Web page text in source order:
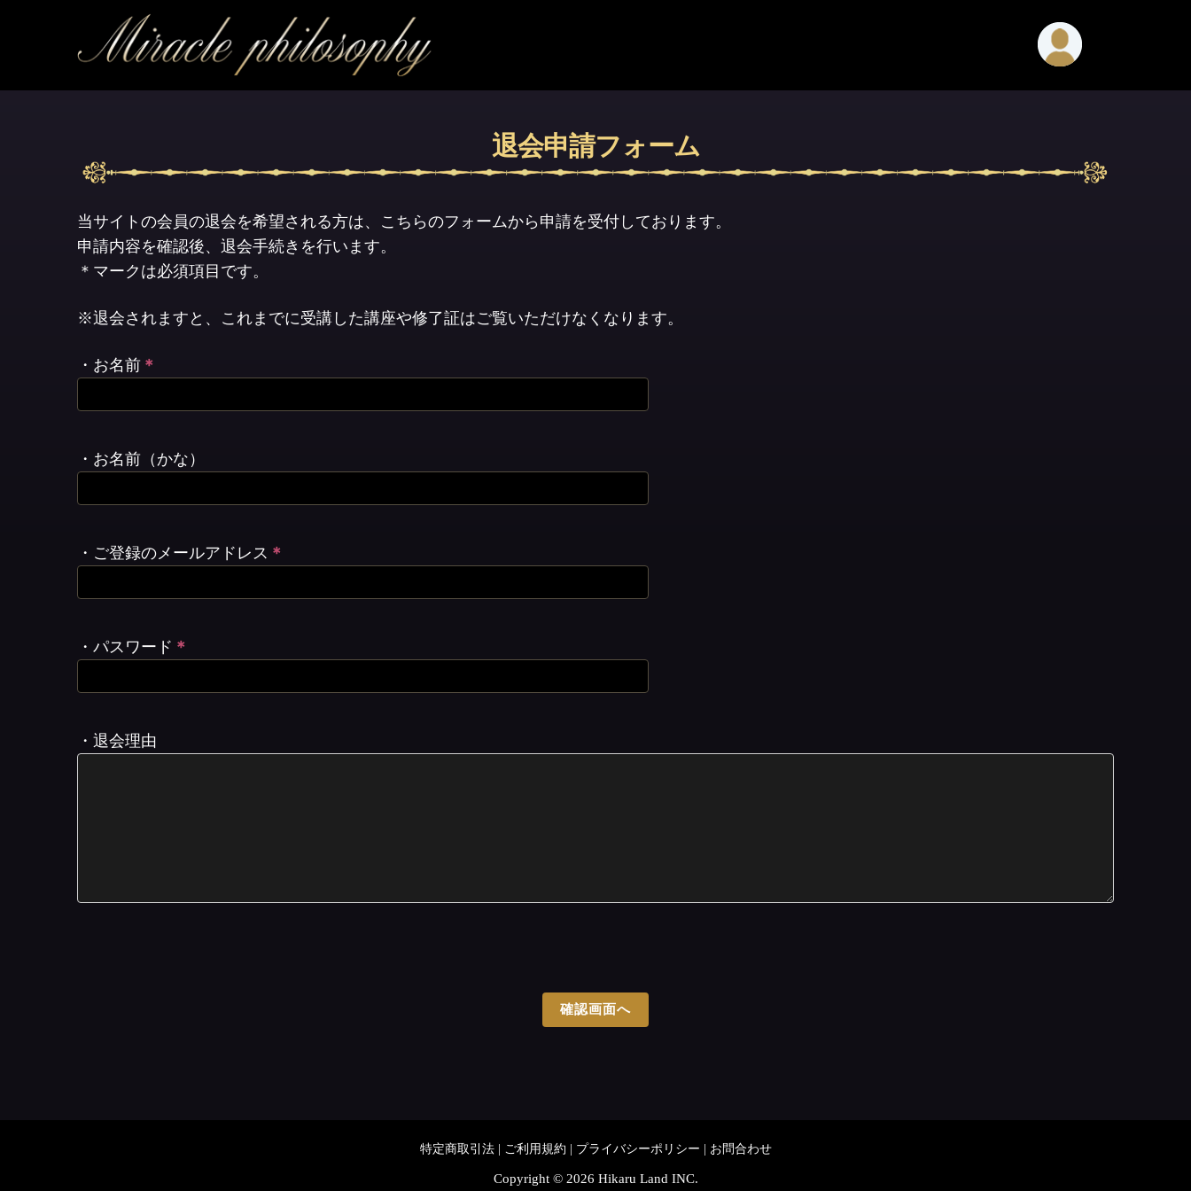
退会申請フォーム
当サイトの会員の退会を希望される方は、こちらのフォームから申請を受付しております。
申請内容を確認後、退会手続きを行います。
＊マークは必須項目です。
※退会されますと、これまでに受講した講座や修了証はご覧いただけなくなります。
・お名前 ＊
・お名前（かな）
・ご登録のメールアドレス ＊
・パスワード ＊
・退会理由
特定商取引法 ご利用規約 プライバシーポリシー お問合わせ
Copyright © 2026 Hikaru Land INC.